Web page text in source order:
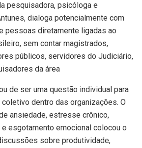
pesquisadora, psicóloga e
dialoga potencialmente com
pessoas diretamente ligadas ao
sem contar magistrados,
públicos, servidores do Judiciário,
da área
de ser uma questão individual para
dentro das organizações. O
ansiedade, estresse crônico,
esgotamento emocional colocou o
sobre produtividade,